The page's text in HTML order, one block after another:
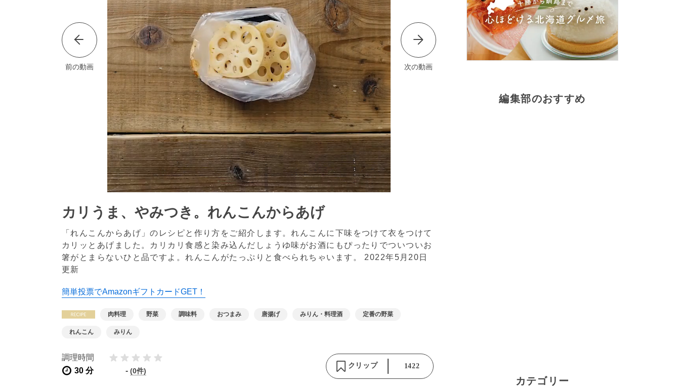
前の動画 次の動画
カリうま、やみつき。れんこんからあげ
「れんこんからあげ」のレシピと作り方をご紹介します。れんこんに下味をつけて衣をつけて
カリッとあげました。カリカリ食感と染み込んだしょうゆ味がお酒にもぴったりでついついお
箸がとまらないひと品ですよ。れんこんがたっぷりと食べられちゃいます。 2022年5月20日
更新
簡単投票でAmazonギフトカードGET！
肉料理 野菜 調味料 おつまみ 唐揚げ みりん・料理酒 定番の野菜
れんこん みりん
調理時間
30 分
- (0件)
クリップ 1422
編集部のおすすめ
カテゴリー